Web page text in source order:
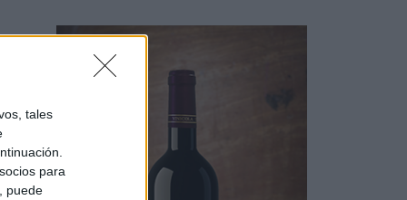
tales
para
puede